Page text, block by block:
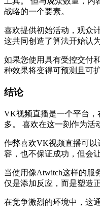
战略的一个要素。
喜欢提供初始活动，观众
这共同创造了算法开始认
如果您使用具有受控交付
种效果将变得可预测且可扩
结论
VK视频直播是一个平台
多。 喜欢在这一刻作为活
作弊喜欢VK视频直播可以
容，也不保证成功，但会
当使用像Atwitch这样的服
仅是添加反应，而是塑造
在竞争激烈的环境中，这